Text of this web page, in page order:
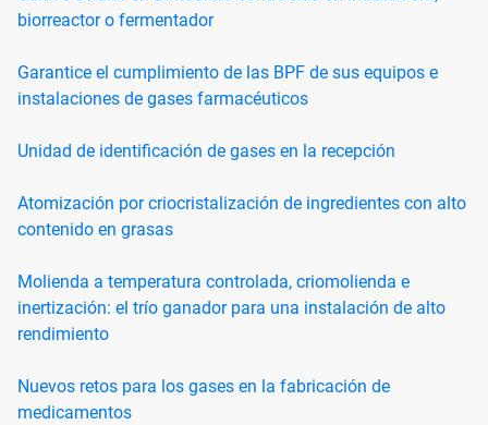
biorreactor o fermentador
Garantice el cumplimiento de las BPF de sus equipos e
instalaciones de gases farmacéuticos
Unidad de identificación de gases en la recepción
Atomización por criocristalización de ingredientes con alto
contenido en grasas
Molienda a temperatura controlada, criomolienda e
inertización: el trío ganador para una instalación de alto
rendimiento
Nuevos retos para los gases en la fabricación de
medicamentos